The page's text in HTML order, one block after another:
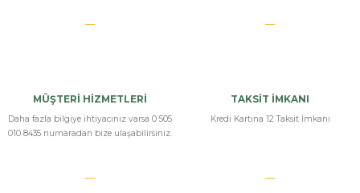
MÜŞTERİ HİZMETLERİ
Daha fazla bilgiye ihtiyacınız varsa 0 505
010 8435 numaradan bize ulaşabilirsiniz.
TAKSİT İMKANI
Kredi Kartına 12 Taksit İmkanı